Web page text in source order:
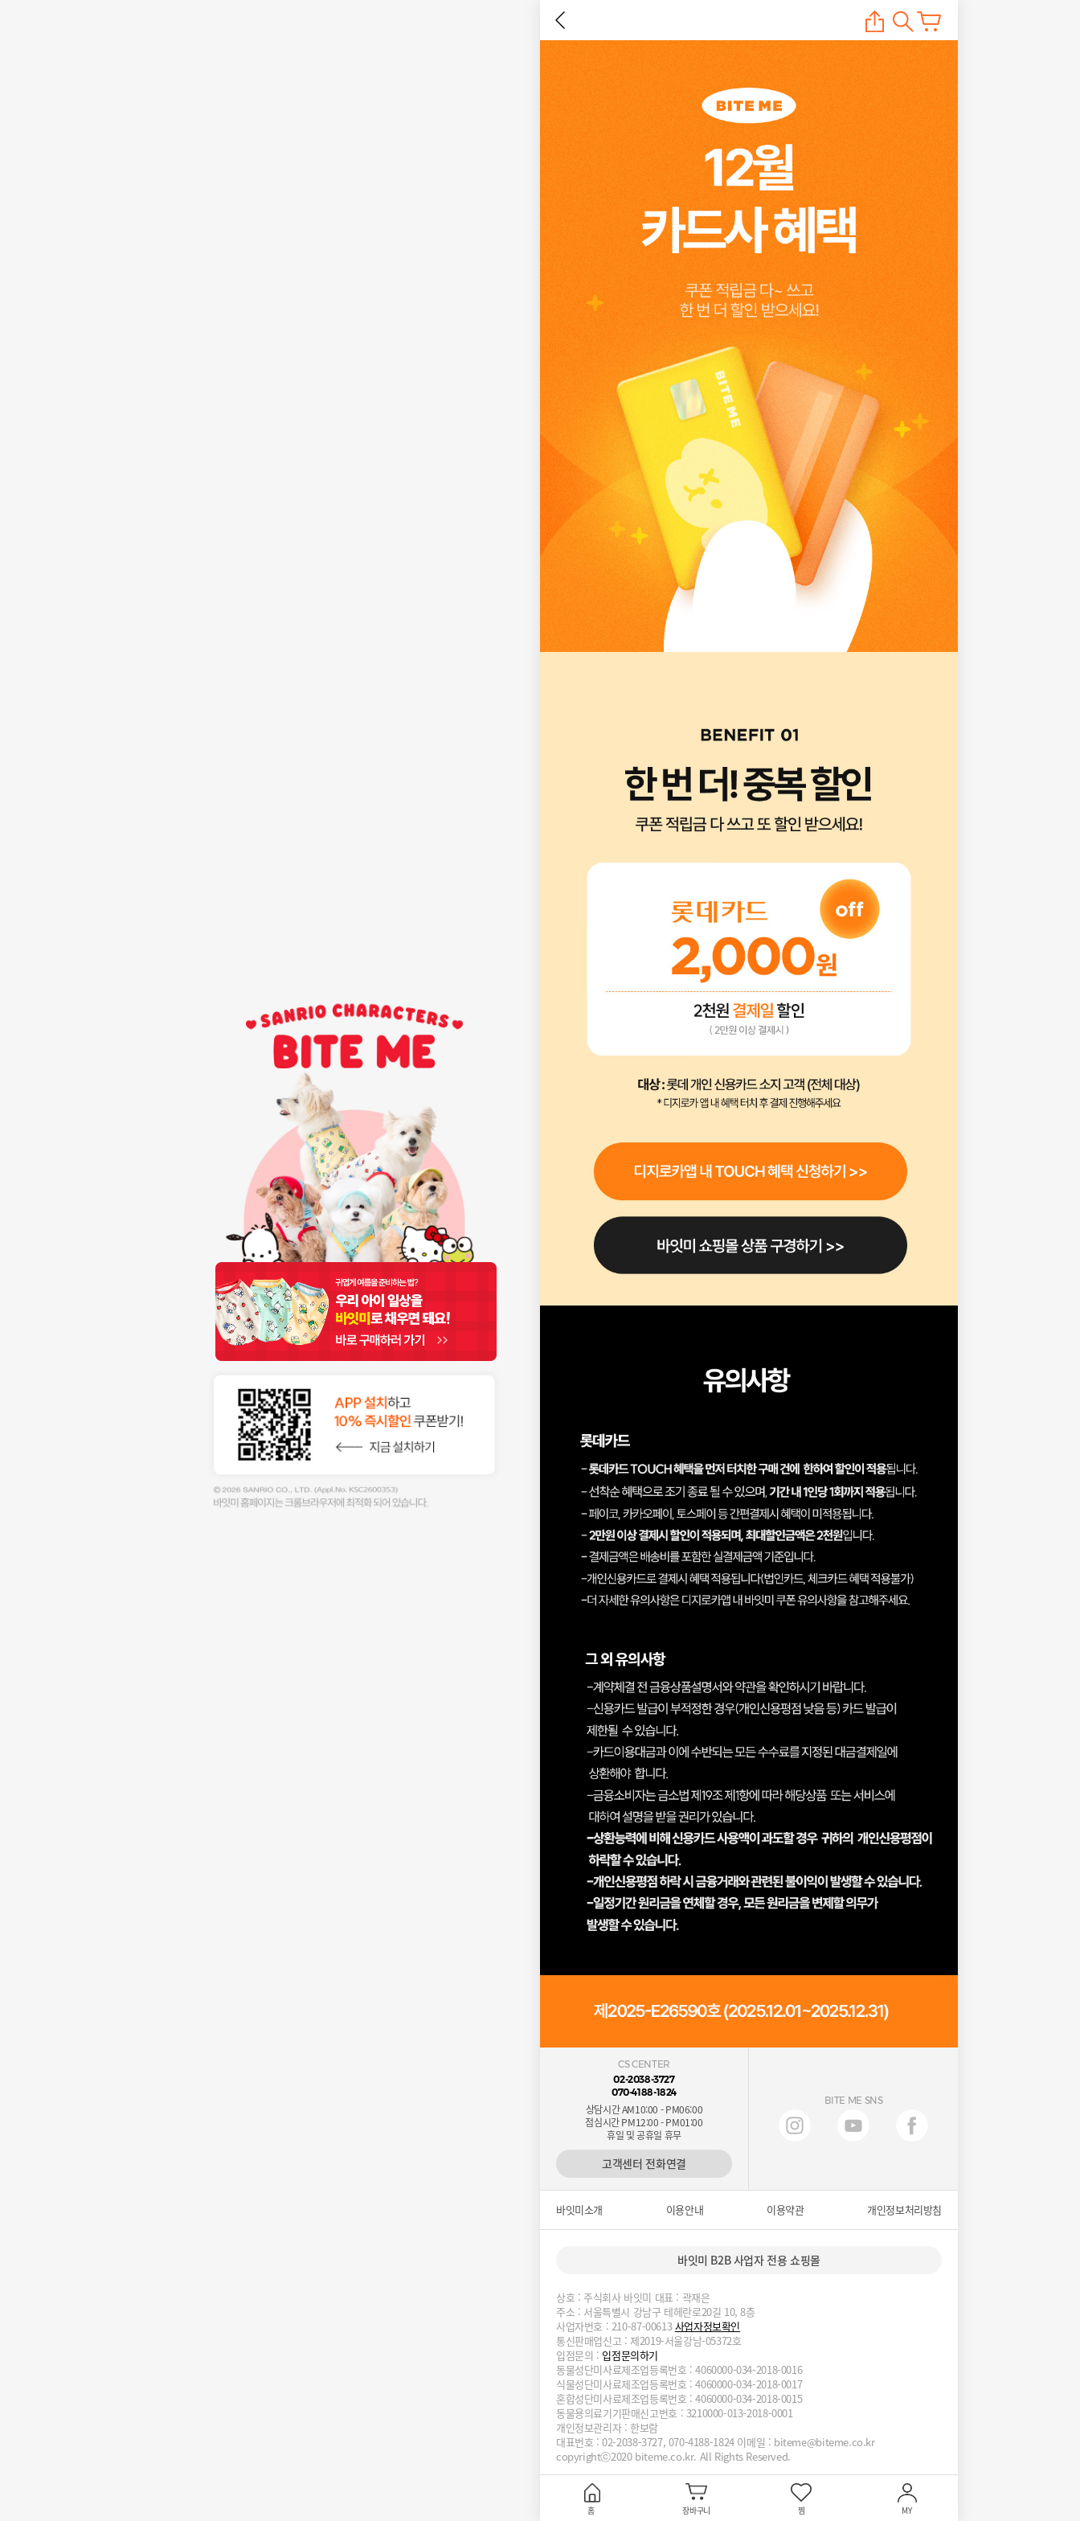
CS CENTER
02-2038-3727
070-4188-1824
상담시간 AM10:00 - PM06:00
점심시간 PM12:00 - PM01:00
휴일 및 공휴일 휴무
고객센터 전화연결
BITE ME SNS
바잇미소개 이용안내 이용약관 개인정보처리방침
바잇미 B2B 사업자 전용 쇼핑몰
상호 : 주식회사 바잇미 대표 : 곽재은
주소 : 서울특별시 강남구 테헤란로20길 10, 8층
사업자번호 : 210-87-00613사업자정보확인
통신판매업신고 : 제2019-서울강남-05372호
입점문의 : 입점문의하기
동물성단미사료제조업등록번호 : 4060000-034-2018-0016
식물성단미사료제조업등록번호 : 4060000-034-2018-0017
혼합성단미사료제조업등록번호 : 4060000-034-2018-0015
동물용의료기기판매신고번호 : 3210000-013-2018-0001
개인정보관리자 : 한보람
대표번호 : 02-2038-3727, 070-4188-1824 이메일 : biteme@biteme.co.kr
copyrightⓒ2020 biteme.co.kr. All Rights Reserved.
홈 장바구니 찜 MY